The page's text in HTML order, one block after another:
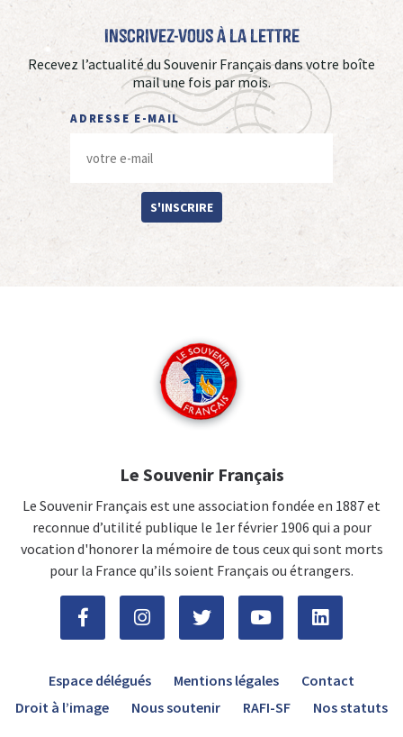
Inscrivez-vous à La Lettre
Recevez l’actualité du Souvenir Français dans votre boîte
mail une fois par mois.
ADRESSE E-MAIL
S'INSCRIRE
Le Souvenir Français
Le Souvenir Français est une association fondée en 1887 et
reconnue d’utilité publique le 1er février 1906 qui a pour
vocation d'honorer la mémoire de tous ceux qui sont morts
pour la France qu’ils soient Français ou étrangers.
Espace délégués Mentions légales
Contact
Droit à l’image
Nous soutenir RAFI-SF Nos statuts